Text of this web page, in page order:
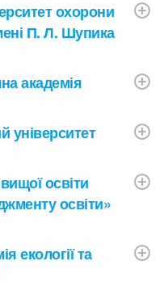
охорони
П. Л. Шупика
академія
університет
освіти
освіти»
екології та